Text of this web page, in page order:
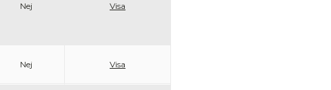
Nej Visa
Nej Visa